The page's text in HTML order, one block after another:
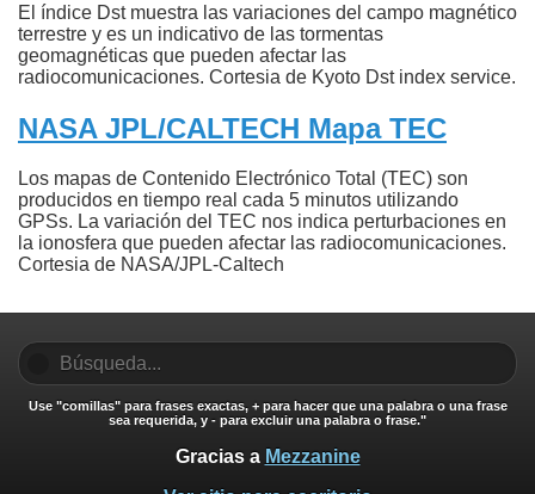
El índice Dst muestra las variaciones del campo magnético
terrestre y es un indicativo de las tormentas
geomagnéticas que pueden afectar las
radiocomunicaciones. Cortesia de Kyoto Dst index service.
NASA JPL/CALTECH Mapa TEC
Los mapas de Contenido Electrónico Total (TEC) son
producidos en tiempo real cada 5 minutos utilizando
GPSs. La variación del TEC nos indica perturbaciones en
la ionosfera que pueden afectar las radiocomunicaciones.
Cortesia de NASA/JPL-Caltech
Use "comillas" para frases exactas, + para hacer que una palabra o una frase
sea requerida, y - para excluir una palabra o frase."
Gracias a Mezzanine